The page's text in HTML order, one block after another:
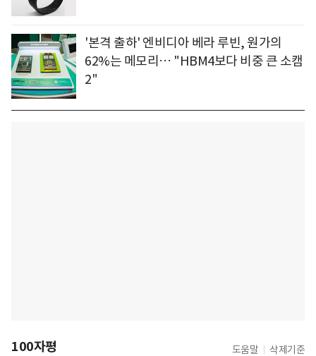
'본격 출하' 엔비디아 베라 루빈, 원가의
62%는 메모리… "HBM4보다 비중 큰 소캠
2"
100자평 도움말 삭제기준